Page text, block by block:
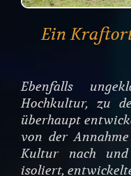
Ein
Ebenfalls
Hochkultur, zu
überhaupt
von der
Kultur nach
isoliert,